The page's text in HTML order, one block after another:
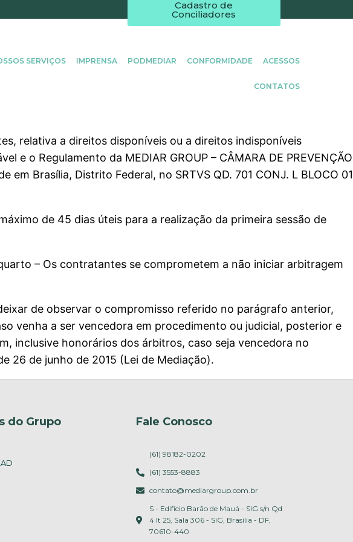
Cadastro de
Conciliadores
SERVIÇOS IMPRENSA PODMEDIAR CONFORMIDADE ACESSOS
CONTATOS
relativa a direitos disponíveis ou a direitos indisponíveis
o Regulamento da MEDIAR GROUP – CÂMARA DE PREVENÇÃO
em Brasília, Distrito Federal, no SRTVS QD. 701 CONJ. L BLOCO 01
de 45 dias úteis para a realização da primeira sessão de
– Os contratantes se comprometem a não iniciar arbitragem
de observar o compromisso referido no parágrafo anterior,
venha a ser vencedora em procedimento ou judicial, posterior e
inclusive honorários dos árbitros, caso seja vencedora no
26 de junho de 2015 (Lei de Mediação).
do Grupo Fale Conosco
(61) 98182-0202
(61) 3553-8883
contato@mediargroup.com.br
S - Edifício Barão de Mauá - SIG s/n Qd
4 lt 25, Sala 306 - SIG, Brasília - DF,
70610-440